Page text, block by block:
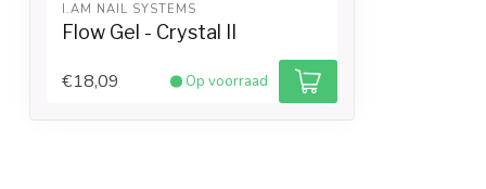
I.AM NAIL SYSTEMS
Flow Gel - Crystal II
€18,09 Op voorraad